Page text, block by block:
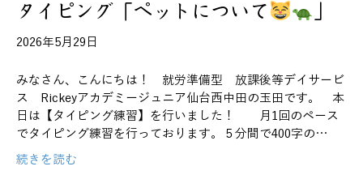
タイピング「ペットについて
2026年5月29日
みなさん、こんにちは！ 就労準備型 放課後等デイサービ
ス Rickeyアカデミージュニア仙台西中田の玉田です。 本
日は【タイピング練習】を行いました！ 月1回のペース
でタイピング練習を行っております。５分間で400字の…
続きを読む